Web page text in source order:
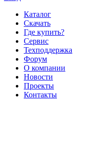
Каталог
Скачать
Где купить?
Сервис
Техподдержка
Форум
О компании
Новости
Проекты
Контакты